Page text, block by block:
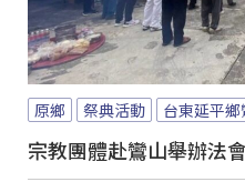
原鄉 祭典活動 台東延平
宗教團體赴鸞山舉辦法